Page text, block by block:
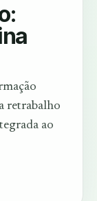
retrabalho
ao